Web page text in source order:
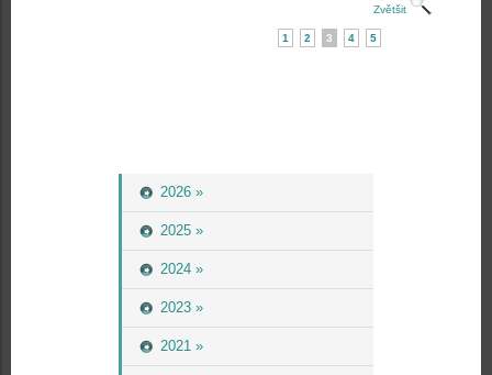
2026 »
2025 »
2024 »
2023 »
2021 »
Zvětšit
1 2 3 4 5